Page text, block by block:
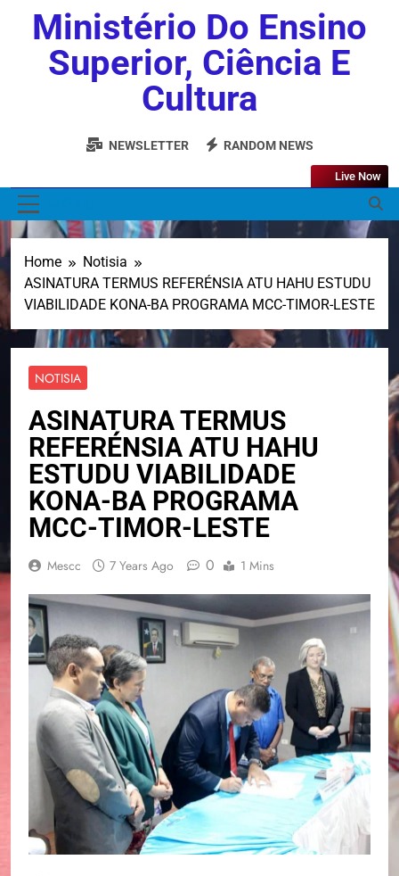
Ministério Do Ensino
Superior, Ciência E
Cultura
NEWSLETTER RANDOM NEWS
Live Now
Home
Notisia
ASINATURA TERMUS REFERÉNSIA ATU HAHU ESTUDU
VIABILIDADE KONA-BA PROGRAMA MCC-TIMOR-LESTE
NOTISIA
ASINATURA TERMUS
REFERÉNSIA ATU HAHU
ESTUDU VIABILIDADE
KONA-BA PROGRAMA
MCC-TIMOR-LESTE
Mescc 7 Years Ago 0 1 Mins